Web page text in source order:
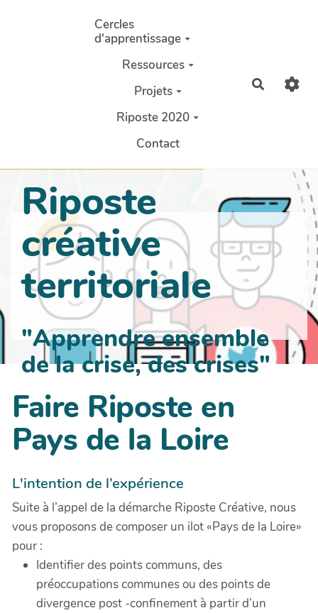
Aller au contenu principal
Cercles
d'apprentissage
Ressources
Projets
Riposte 2020
Contact
Riposte
créative
territoriale
"Apprendre ensemble
de la crise, des crises"
Faire Riposte en
Pays de la Loire
L'intention de l’expérience
Suite à l’appel de la démarche Riposte Créative, nous
vous proposons de composer un ilot «Pays de la Loire»
pour :
Identifier des points communs, des
préoccupations communes ou des points de
divergence post -confinement à partir d’un